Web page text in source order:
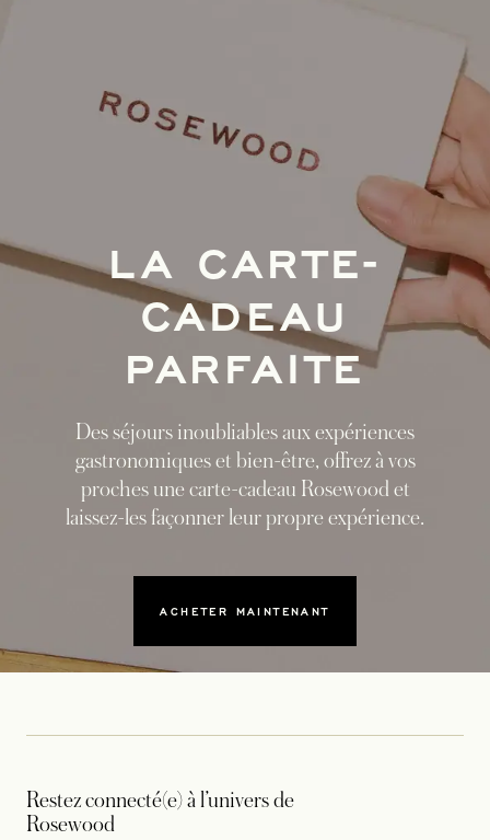
ACHETER MAINTENANT
LA CARTE-
CADEAU
PARFAITE
Des séjours inoubliables aux expériences
gastronomiques et bien-être, offrez à vos
proches une carte-cadeau Rosewood et
laissez-les façonner leur propre expérience.
Restez connecté(e) à l’univers de
Rosewood